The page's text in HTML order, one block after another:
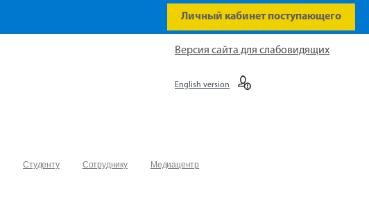
Личный кабинет поступающего
Студенту Сотруднику
Медиацентр
Версия сайта для слабовидящих
English version